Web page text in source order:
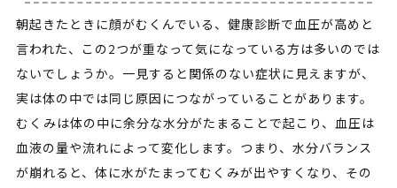
朝起きたときに顔がむくんでいる、健康診断で血圧が高めと
言われた、この2つが重なって気になっている方は多いのでは
ないでしょうか。一見すると関係のない症状に見えますが、
実は体の中では同じ原因につながっていることがあります。
むくみは体の中に余分な水分がたまることで起こり、血圧は
血液の量や流れによって変化します。つまり、水分バランス
が崩れると、体に水がたまってむくみが出やすくなり、その